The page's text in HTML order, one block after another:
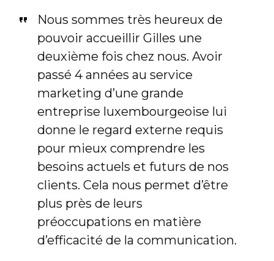
Nous sommes très heureux de
pouvoir accueillir Gilles une
deuxième fois chez nous. Avoir
passé 4 années au service
marketing d’une grande
entreprise luxembourgeoise lui
donne le regard externe requis
pour mieux comprendre les
besoins actuels et futurs de nos
clients. Cela nous permet d’être
plus près de leurs
préoccupations en matière
d’efficacité de la communication.